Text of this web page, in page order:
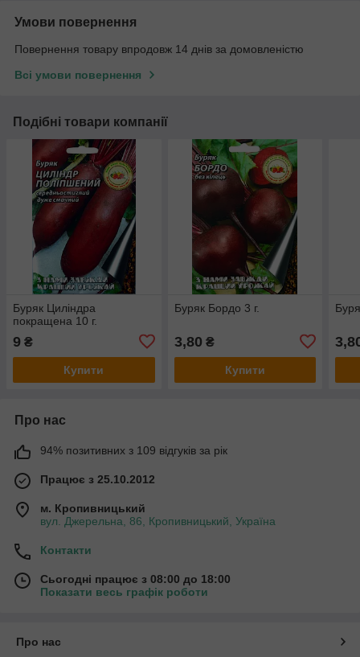
Умови повернення
Повернення товару впродовж 14 днів за домовленістю
Всі умови повернення
Подібні товари компанії
Буряк Циліндра
покращена 10 г.
9 ₴
Купити
Буряк Бордо 3 г.
3,80 ₴
Купити
Про нас
94% позитивних з 109 відгуків за рік
Працює з 25.10.2012
м. Кропивницький
вул. Джерельна, 86, Кропивницький, Україна
Контакти
Сьогодні працює з 08:00 до 18:00
Показати весь графік роботи
Про нас